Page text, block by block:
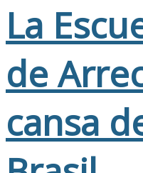
La
de
cansa